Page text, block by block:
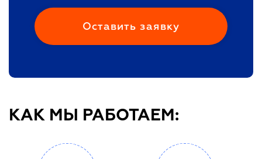
КАК МЫ РАБОТАЕМ: